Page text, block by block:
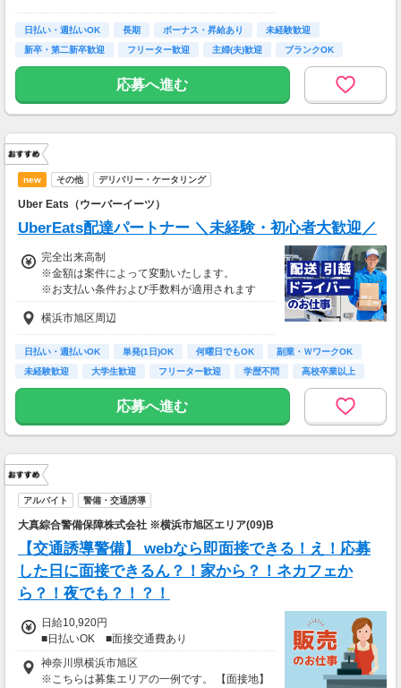
■日払い制度（新制度）※規定あり
・最短5分で働いた分の給与を口座受取可能
・スマホからカンタン申請
・1,000円単位で利用可能
■交通費 上限30,000円まで支給 ※会社規定有
り
※構内の（無料）駐車場利用OK
※募集の勤務地は面接地の一例です。
ご希望の地域や条件などを伺いながらあなた
に合ったお仕事をご紹介します！
日払い・週払いOK 長期 ボーナス・昇給あり
未経験歓迎
新卒・第二新卒歓迎
フリーター歓迎 主婦(夫)歓迎
ブランクOK
学歴不問
応募へ進む
new その他 デリバリー・ケータリング
Uber Eats（ウーバーイーツ）
UberEats配達パートナー ＼未経験・初心者大歓迎／
完全出来高制
※金額は案件によって変動いたします。
※お支払い条件および手数料が適用されます
横浜市旭区周辺
日払い・週払いOK 単発(1日)OK 何曜日でもOK
副業・ＷワークOK
未経験歓迎
大学生歓迎 フリーター歓迎 学歴不問 高校卒業以上
応募へ進む
アルバイト 警備・交通誘導
大真綜合警備保障株式会社 ※横浜市旭区エリア(09)B
【交通誘導警備】 webなら即面接できる！え！応募
した日に面接できるん？！家から？！ネカフェか
ら？！夜でも？！？！
日給10,920円
■日払いOK ■面接交通費あり
神奈川県横浜市旭区
※こちらは募集エリアの一例です。 【面接地】